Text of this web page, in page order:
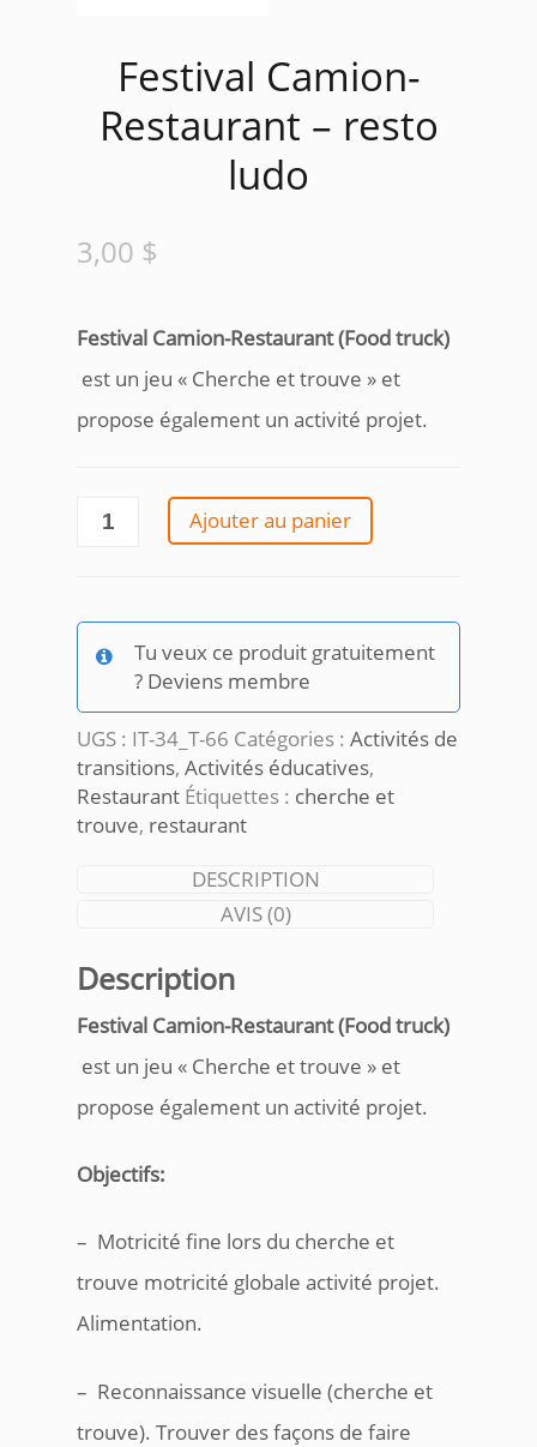
Festival Camion-
Restaurant – resto
ludo
3,00 $
Festival Camion-Restaurant (Food truck)
est un jeu « Cherche et trouve » et
propose également un activité projet.
quantité
Restaurant
ludo
Ajouter au panier
Tu veux ce produit gratuitement
? Deviens membre
UGS : IT-34_T-66 Catégories : Activités de
transitions, Activités éducatives,
Restaurant Étiquettes : cherche et
trouve, restaurant
DESCRIPTION
AVIS (0)
Description
Festival Camion-Restaurant (Food truck)
est un jeu « Cherche et trouve » et
propose également un activité projet.
Objectifs:
– Motricité fine lors du cherche et
trouve motricité globale activité projet.
Alimentation.
– Reconnaissance visuelle (cherche et
trouve). Trouver des façons de faire